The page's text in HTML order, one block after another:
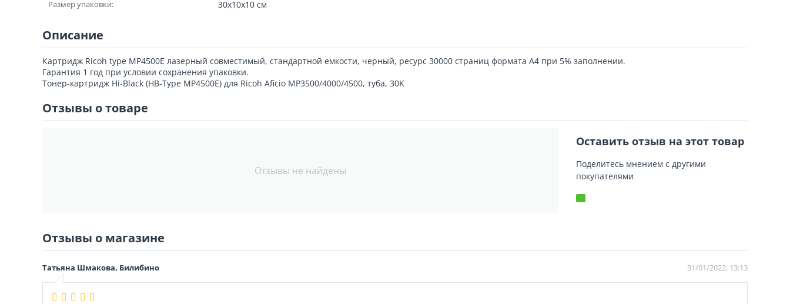
Размер упаковки: 30x10x10 см
Описание
Картридж Ricoh type MP4500E лазерный совместимый, стандартной емкости, черный, ресурс 30000 страниц формата А4 при 5% заполнении.
Гарантия 1 год при условии сохранения упаковки.
Тонер-картридж Hi-Black (HB-Type MP4500E) для Ricoh Aficio MP3500/4000/4500, туба, 30K
Отзывы о товаре
Отзывы не найдены
Оставить отзыв на этот товар
Поделитесь мнением с другими
покупателями
Отзывы о магазине
Татьяна Шмакова, Билибино 31/01/2022, 13:13